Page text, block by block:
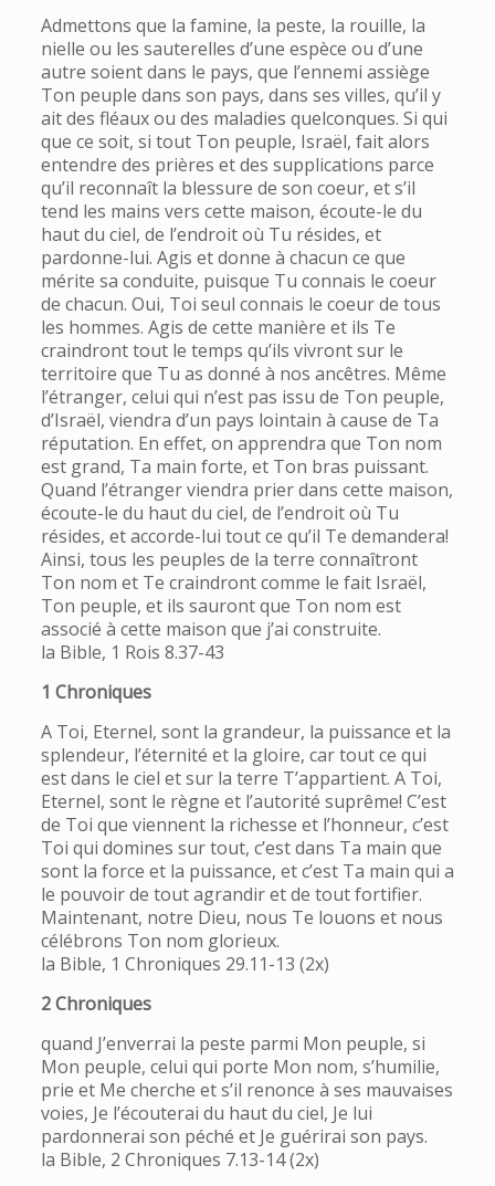
Admettons que la famine, la peste, la rouille, la
nielle ou les sauterelles d’une espèce ou d’une
autre soient dans le pays, que l’ennemi assiège
Ton peuple dans son pays, dans ses villes, qu’il y
ait des fléaux ou des maladies quelconques. Si qui
que ce soit, si tout Ton peuple, Israël, fait alors
entendre des prières et des supplications parce
qu’il reconnaît la blessure de son coeur, et s’il
tend les mains vers cette maison, écoute-le du
haut du ciel, de l’endroit où Tu résides, et
pardonne-lui. Agis et donne à chacun ce que
mérite sa conduite, puisque Tu connais le coeur
de chacun. Oui, Toi seul connais le coeur de tous
les hommes. Agis de cette manière et ils Te
craindront tout le temps qu’ils vivront sur le
territoire que Tu as donné à nos ancêtres. Même
l’étranger, celui qui n’est pas issu de Ton peuple,
d’Israël, viendra d’un pays lointain à cause de Ta
réputation. En effet, on apprendra que Ton nom
est grand, Ta main forte, et Ton bras puissant.
Quand l’étranger viendra prier dans cette maison,
écoute-le du haut du ciel, de l’endroit où Tu
résides, et accorde-lui tout ce qu’il Te demandera!
Ainsi, tous les peuples de la terre connaîtront
Ton nom et Te craindront comme le fait Israël,
Ton peuple, et ils sauront que Ton nom est
associé à cette maison que j’ai construite.
la Bible, 1 Rois 8.37-43
1 Chroniques
A Toi, Eternel, sont la grandeur, la puissance et la
splendeur, l’éternité et la gloire, car tout ce qui
est dans le ciel et sur la terre T’appartient. A Toi,
Eternel, sont le règne et l’autorité suprême! C’est
de Toi que viennent la richesse et l’honneur, c’est
Toi qui domines sur tout, c’est dans Ta main que
sont la force et la puissance, et c’est Ta main qui a
le pouvoir de tout agrandir et de tout fortifier.
Maintenant, notre Dieu, nous Te louons et nous
célébrons Ton nom glorieux.
la Bible, 1 Chroniques 29.11-13 (2x)
2 Chroniques
quand J’enverrai la peste parmi Mon peuple, si
Mon peuple, celui qui porte Mon nom, s’humilie,
prie et Me cherche et s’il renonce à ses mauvaises
voies, Je l’écouterai du haut du ciel, Je lui
pardonnerai son péché et Je guérirai son pays.
la Bible, 2 Chroniques 7.13-14 (2x)